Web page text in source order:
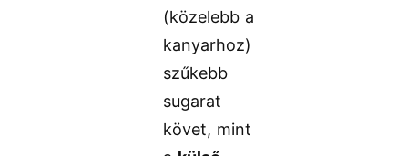
(közelebb a
kanyarhoz)
szűkebb
sugarat
követ, mint